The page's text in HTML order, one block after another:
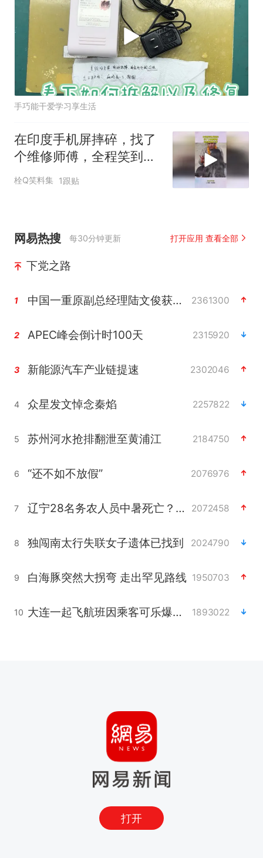
手巧能干爱学习享生活
在印度手机屏摔碎，找了
个维修师傅，全程笑到肚
子疼
栓Q笑料集 1跟贴
网易热搜 每30分钟更新 打开应用 查看全部
下党之路
1 中国一重原副总经理陆文俊获刑15年 2361300
2 APEC峰会倒计时100天 2315920
3 新能源汽车产业链提速 2302046
4 众星发文悼念秦焰 2257822
5 苏州河水抢排翻泄至黄浦江 2184750
6 “还不如不放假” 2076976
7 辽宁28名务农人员中暑死亡？官方辟谣 2072458
8 独闯南太行失联女子遗体已找到 2024790
9 白海豚突然大拐弯 走出罕见路线 1950703
10 大连一起飞航班因乘客可乐爆瓶折返 1893022
打开